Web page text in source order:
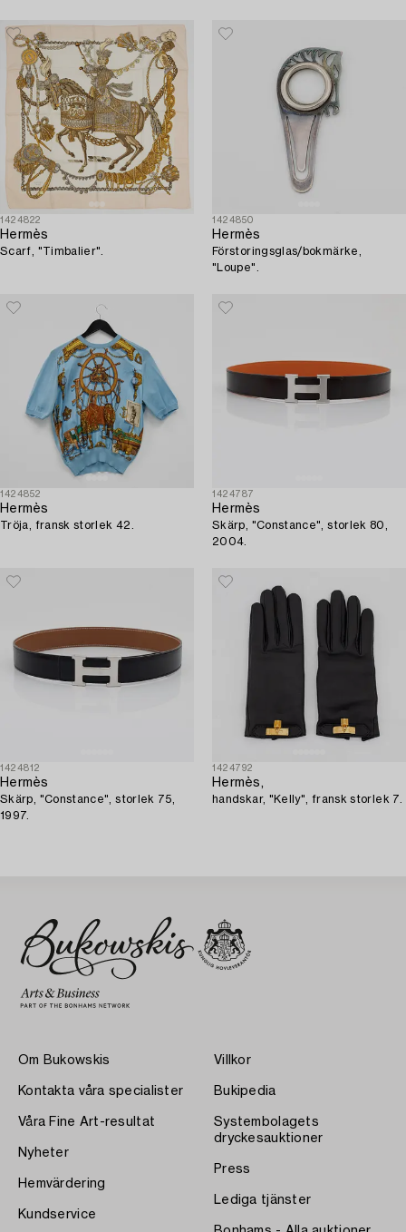
1424822
Hermès
Scarf, "Timbalier".
1424850
Hermès
Förstoringsglas/bokmärke,
"Loupe".
1424852
Hermès
Tröja, fransk storlek 42.
1424787
Hermès
Skärp, "Constance", storlek 80,
2004.
1424812
Hermès
Skärp, "Constance", storlek 75,
1997.
1424792
Hermès,
handskar, "Kelly", fransk storlek 7.
Om Bukowskis
Kontakta våra specialister
Våra Fine Art-resultat
Nyheter
Hemvärdering
Kundservice
Villkor
Bukipedia
Systembolagets
dryckesauktioner
Press
Lediga tjänster